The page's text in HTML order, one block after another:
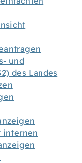
und
des Landes
internen